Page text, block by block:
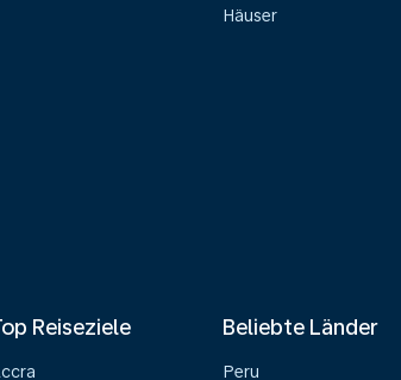
Häuser
Reiseziele Beliebte Länder
Peru